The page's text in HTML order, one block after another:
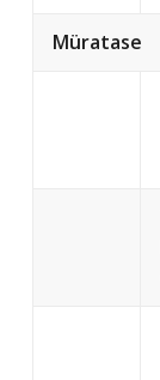
Müratase